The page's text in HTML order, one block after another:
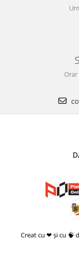
Orar
Creat cu ❤ și cu 🧠